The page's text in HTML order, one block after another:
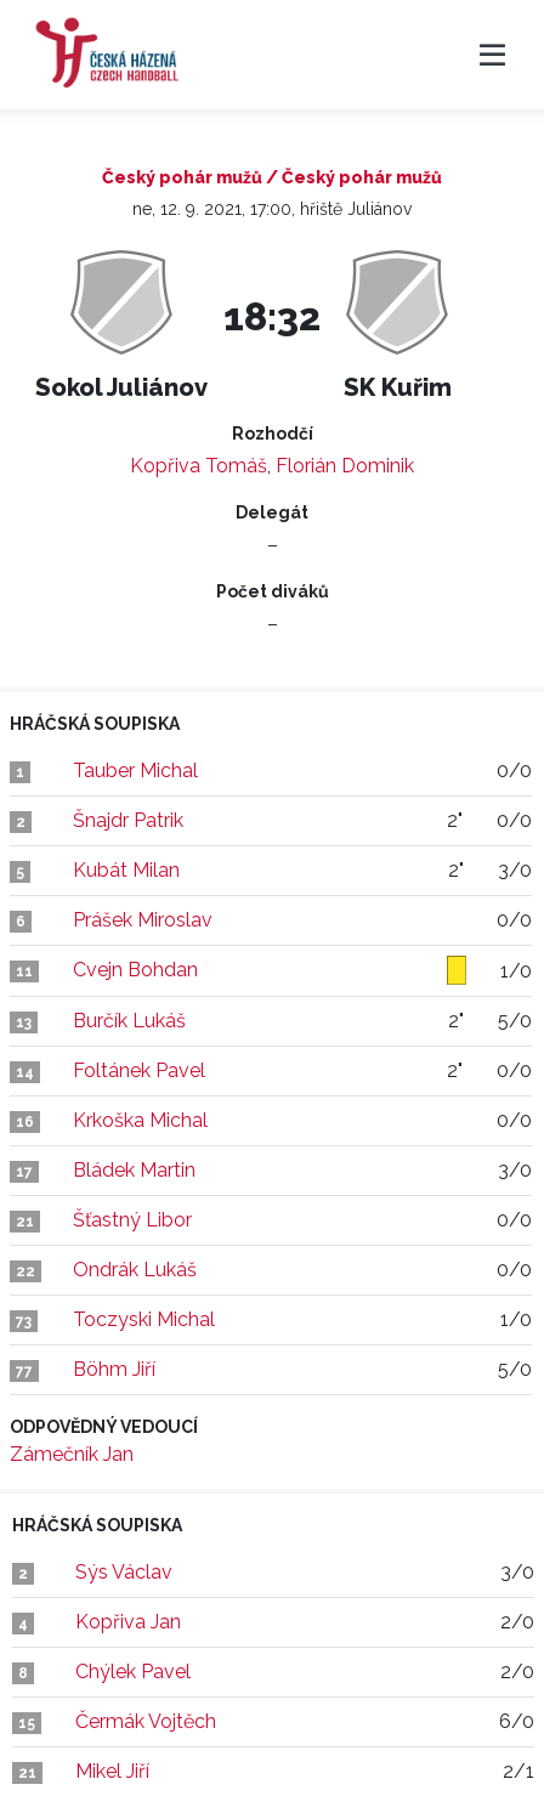
Český pohár mužů / Český pohár mužů
ne, 12. 9. 2021, 17:00, hřiště Juliánov
Sokol Juliánov
18:32
SK Kuřim
Rozhodčí
Kopřiva Tomáš, Florián Dominik
Delegát
–
Počet diváků
–
HRÁČSKÁ SOUPISKA
1 Tauber Michal 0/0
2 Šnajdr Patrik 2" 0/0
5 Kubát Milan 2" 3/0
6 Prášek Miroslav 0/0
11 Cvejn Bohdan 1/0
13 Burčík Lukáš 2" 5/0
14 Foltánek Pavel 2" 0/0
16 Krkoška Michal 0/0
17 Bládek Martin 3/0
21 Šťastný Libor 0/0
22 Ondrák Lukáš 0/0
73 Toczyski Michal 1/0
77 Böhm Jiří 5/0
ODPOVĚDNÝ VEDOUCÍ
Zámečník Jan
HRÁČSKÁ SOUPISKA
2 Sýs Václav 3/0
4 Kopřiva Jan 2/0
8 Chýlek Pavel 2/0
15 Čermák Vojtěch 6/0
21 Mikel Jiří 2/1